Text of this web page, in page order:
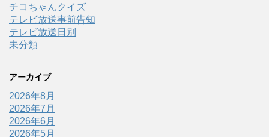
チコちゃんクイズ
テレビ放送事前告知
テレビ放送日別
未分類
アーカイブ
2026年8月
2026年7月
2026年6月
2026年5月